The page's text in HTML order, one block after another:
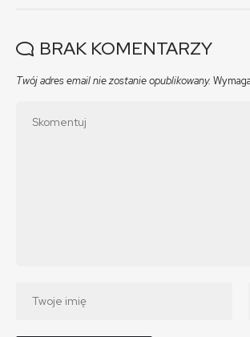
BRAK KOMENTARZY
Twój adres email nie zostanie opublikowany.